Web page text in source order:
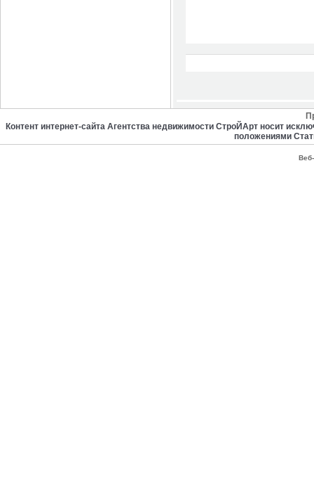
Контент интернет-сайта Агентства недвижимости СтроЙАрт носит
положениями